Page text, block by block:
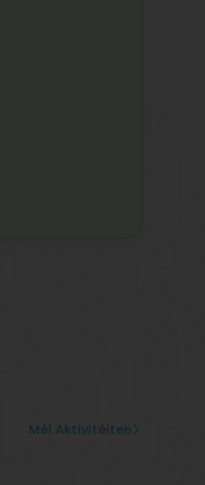
Méi Aktivitéiten